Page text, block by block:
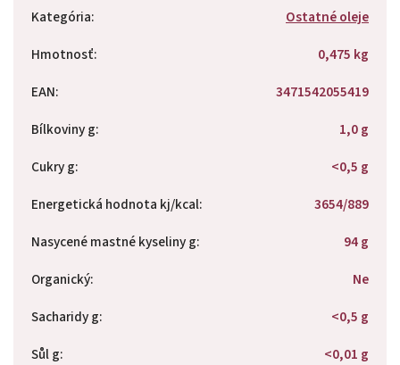
Kategória:
Ostatné oleje
Hmotnosť:
0,475 kg
EAN:
3471542055419
Bílkoviny g:
1,0 g
Cukry g:
<0,5 g
Energetická hodnota kj/kcal:
3654/889
Nasycené mastné kyseliny g:
94 g
Organický:
Ne
Sacharidy g:
<0,5 g
Sůl g:
<0,01 g